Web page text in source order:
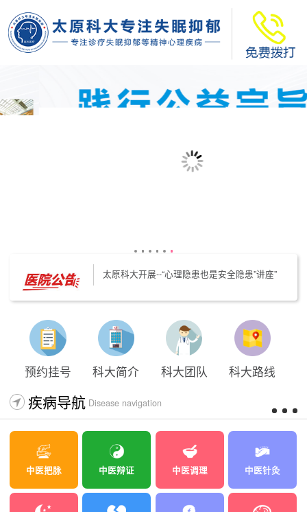
太原科大开展--“心理隐患也是安全隐患”讲座”
太原科大开展心理沙盘团体体验系列公益活动
预约挂号 科大简介 科大团队 科大路线
疾病导航 Disease navigation
中医把脉 中医辩证 中医调理 中医针灸